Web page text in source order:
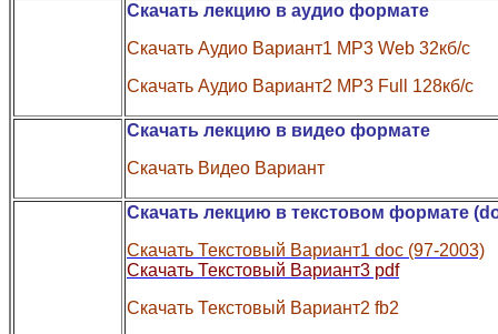
Скачать лекцию в аудио формате
Скачать Аудио Вариант1 MP3 Web 32кб/с
Скачать Аудио Вариант2 MP3 Full 128кб/с
Скачать лекцию в видео формате
Скачать Видео Вариант
Скачать лекцию в текстовом формате
Скачать Текстовый Вариант1 doc (97-2003)
Скачать Текстовый Вариант3 pdf
Скачать Текстовый Вариант2 fb2